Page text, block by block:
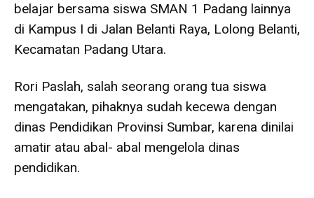
belajar bersama siswa SMAN 1 Padang lainnya
di Kampus I di Jalan Belanti Raya, Lolong Belanti,
Kecamatan Padang Utara.
Rori Paslah, salah seorang orang tua siswa
mengatakan, pihaknya sudah kecewa dengan
dinas Pendidikan Provinsi Sumbar, karena dinilai
amatir atau abal- abal mengelola dinas
pendidikan.